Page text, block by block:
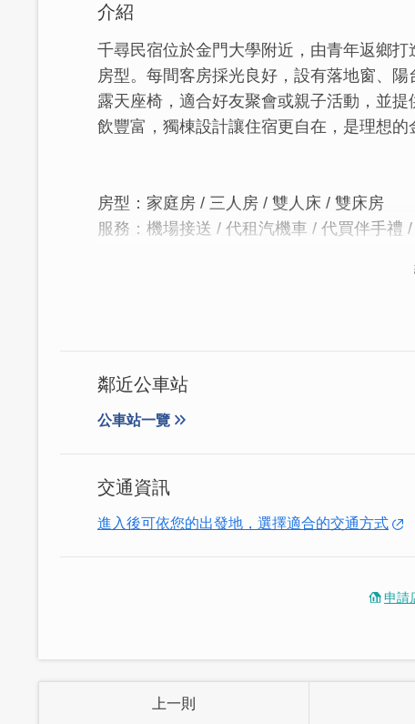
介紹
千尋民宿位於金門大學附近，由青年返鄉
房型。每間客房採光良好，設有落地窗、
露天座椅，適合好友聚會或親子活動，並
飲豐富，獨棟設計讓住宿更自在，是理想的
房型：家庭房 / 三人房 / 雙人床 / 雙床房
服務：機場接送 / 代租汽機車 / 代買伴手禮
鄰近公車站
公車站一覽
交通資訊
進入後可依您的出發地，選擇適合的交通方式
申請
上一則